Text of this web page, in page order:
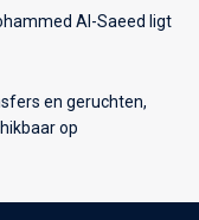
Al-Saeed ligt
en geruchten,
op